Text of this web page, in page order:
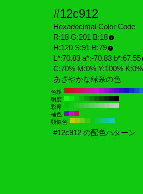
#12c912
Hexadecimal Color Code
R:18 G:201 B:18
H:120 S:91 B:79
L*:70.83 a*:-70.83 b*:67.55
C:70% M:0% Y:100% K:0%
あざやかな緑系の色
色相
明度
彩度
補色
類似色
#12c912 の配色パターン